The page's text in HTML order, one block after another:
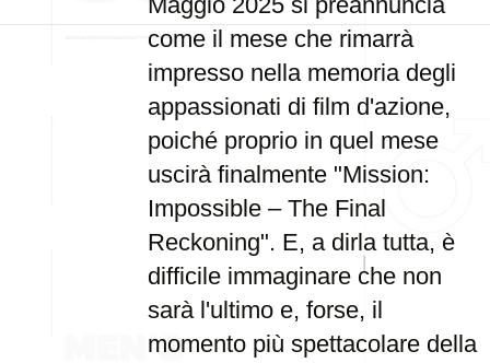
come il mese che rimarrà
impresso nella memoria degli
appassionati di film d'azione,
poiché proprio in quel mese
uscirà finalmente "Mission:
Impossible – The Final
Reckoning". E, a dirla tutta, è
difficile immaginare che non
sarà l'ultimo e, forse, il
momento più spettacolare della